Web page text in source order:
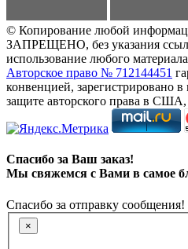
© Копирование любой
ЗАПРЕЩЕНО, без указания
использование любого
Авторское право № 712144451
конвенцией, зарегистрировано
защите авторского права в
Спасибо за Ваш заказ!
Мы свяжемся с Вами в самое
Спасибо за отправку сообщения!
×